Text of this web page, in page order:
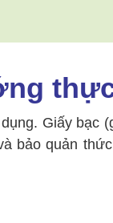
Giấy bạc
bảo quản